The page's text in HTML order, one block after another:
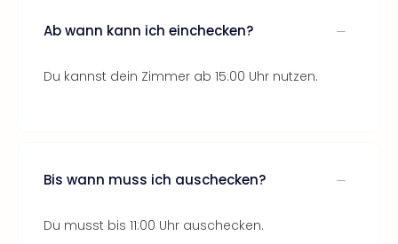
Ab wann kann ich einchecken?
Du kannst dein Zimmer ab 15:00 Uhr nutzen.
Bis wann muss ich auschecken?
Du musst bis 11:00 Uhr auschecken.